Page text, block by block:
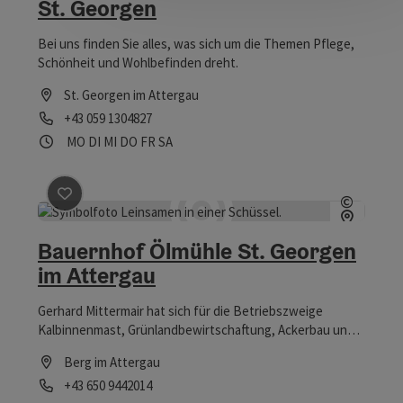
St. Georgen
Bei uns finden Sie alles, was sich um die Themen Pflege,
Schönheit und Wohlbefinden dreht.
St. Georgen im Attergau
Telefon
+43 059 1304827
Öffnungszeiten
MO Montag geöffnet
DI Dienstag geöffnet
MI Mittwoch geöffnet
DO Donnerstag geöffnet
FR Freitag geöffnet
SASamstag geöffnet
©
Beitrag merken : Bauernhof Ölmühle St. Georgen im
Bauernhof Ölmühle St. Georgen
im Attergau
Gerhard Mittermair hat sich für die Betriebszweige
Kalbinnenmast, Grünlandbewirtschaftung, Ackerbau und
Pflanzenölpresse investiert, um neue Möglichkeiten zu
Schaffen. Mit dem Einzug der Pflanzenölpresse, zog auch
Berg im Attergau
Telefon
+43 650 9442014